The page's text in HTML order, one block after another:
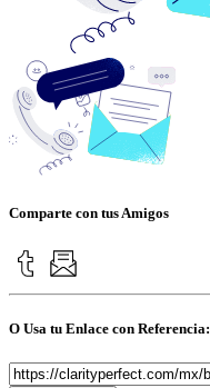
Comparte con tus Amigos
O Usa tu Enlace con Referencia: